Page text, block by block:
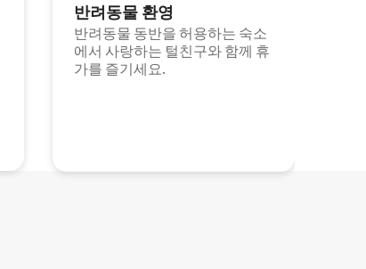
반려동물 환영
반려동물 동반을 허용하는 숙소
에서 사랑하는 털친구와 함께 휴
가를 즐기세요.